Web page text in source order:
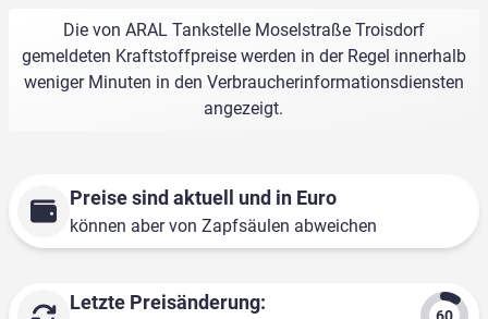
Die von ARAL Tankstelle Moselstraße Troisdorf
gemeldeten Kraftstoffpreise werden in der Regel innerhalb
weniger Minuten in den Verbraucherinformationsdiensten
angezeigt.
Preise sind aktuell und in Euro
können aber von Zapfsäulen abweichen
Letzte Preisänderung: